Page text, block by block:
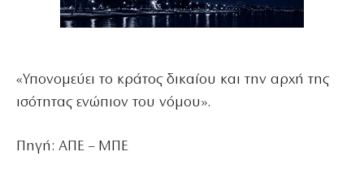
«Υπονομεύει το κράτος δικαίου και την αρχή της
ισότητας ενώπιον του νόμου».
Πηγή: ΑΠΕ – ΜΠΕ